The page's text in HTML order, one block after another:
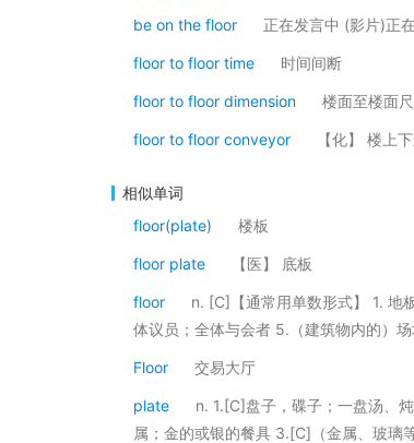
be on the floor 正在发言中 (影片)正
floor to floor time 时间间断
floor to floor dimension 楼面至楼面
floor to floor conveyor 【化】 楼上
相似单词
floor(plate)
楼板
floor plate 【医】 底板
floor
n. [C]【通常用单数形式】 1. 地
体议员；全体与会者 5.（建筑物内的）
Floor 交易大厅
plate
n. 1.[C]盘子，碟子；一盘汤、
属；金的或银的餐具 3.[C]（金属、玻璃